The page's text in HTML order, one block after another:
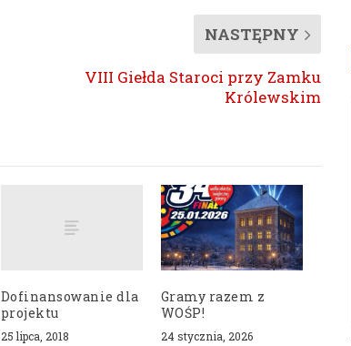
NASTĘPNY
VIII Giełda Staroci przy Zamku
Królewskim
Dofinansowanie dla
projektu
25 lipca, 2018
Gramy razem z
WOŚP!
24 stycznia, 2026